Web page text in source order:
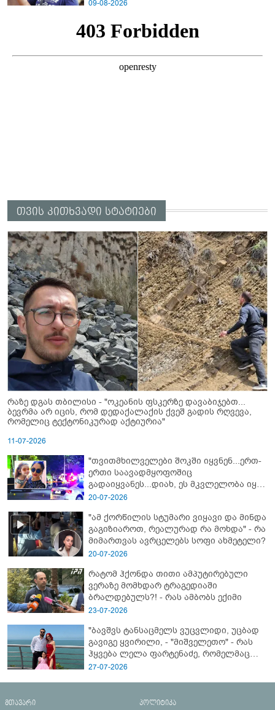
09-08-2026
თვის კითხვადი სტატიები
რაზე დგას თბილისი - "ოკეანის ფსკერზე დავაბიჯებთ...
ბევრმა არ იცის, რომ დედაქალაქის ქვეშ გადის რღვევა,
რომელიც ტექტონიკურად აქტიურია"
11-07-2026
"თვითმხილველები შოკში იყვნენ...ერთ-
ერთი საავადმყოფოშიც
გადაიყვანეს...დიახ, ეს მკვლელობა იყო"
- გორში დატრიალებული ტრაგედიის
20-07-2026
"ამ ქორწილის სტუმარი ვიყავი და მინდა
გაგიზიაროთ, რეალურად რა მოხდა" - რა
მიმართვას ავრცელებს სოფი ახმეტელი?
20-07-2026
რატომ ჰქონდა თითი ამპუტირებული
ვერაზე მომხდარ ტრაგედიაში
ბრალდებულს?! - რას ამბობს ექიმი
23-07-2026
"ბავშვს ტანსაცმელს ვუცვლიდი, უცბად
გავიგე ყვირილი, - "მიშველეთო" - რას
ჰყვება ლელა ფარტენაძე, რომელმაც
ბათუმში 16 წლის ბიჭი ზღვაში
27-07-2026
მთავარი პოლიტიკა